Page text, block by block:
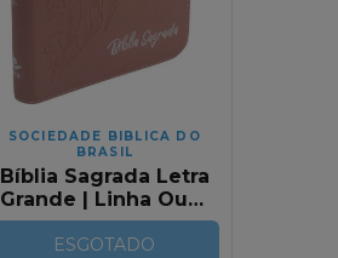
SOCIEDADE BIBLICA DO
BRASIL
Bíblia Sagrada Letra
Grande | Linha Ouro
| RC | Leão rosa
ESGOTADO